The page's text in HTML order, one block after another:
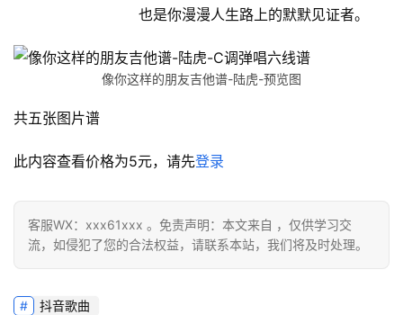
也是你漫漫人生路上的默默见证者。
像你这样的朋友吉他谱-陆虎-预览图
共五张图片谱
此内容查看价格为5元，请先登录
客服WX：xxx61xxx 。免责声明：本文来自 ，仅供学习交
流，如侵犯了您的合法权益，请联系本站，我们将及时处理。
抖音歌曲